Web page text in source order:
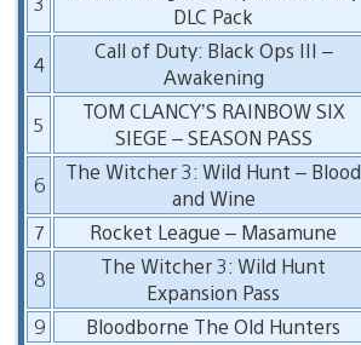
DLC Pack
4
Call of Duty: Black Ops III –
Awakening
5
TOM CLANCY’S RAINBOW SIX
SIEGE – SEASON PASS
6
The Witcher 3: Wild Hunt – Blood
and Wine
7
Rocket League – Masamune
8
The Witcher 3: Wild Hunt
Expansion Pass
9
Bloodborne The Old Hunters